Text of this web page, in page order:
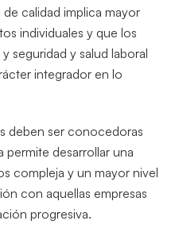
calidad implica mayor
individuales y que los
seguridad y salud laboral
integrador en lo
deben ser conocedoras
permite desarrollar una
compleja y un mayor nivel
con aquellas empresas
progresiva.